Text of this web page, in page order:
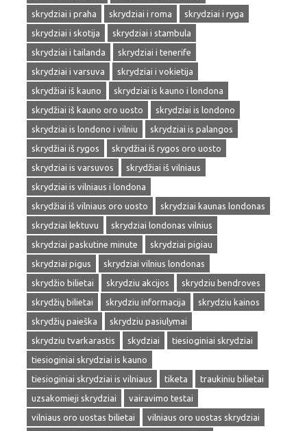
skrydziai i praha
skrydziai i roma
skrydziai i ryga
skrydziai i skotija
skrydziai i stambula
skrydziai i tailanda
skrydziai i tenerife
skrydziai i varsuva
skrydziai i vokietija
skrydžiai iš kauno
skrydziai is kauno i londona
skrydžiai iš kauno oro uosto
skrydziai is londono
skrydziai is londono i vilniu
skrydziai is palangos
skrydžiai iš rygos
skrydžiai iš rygos oro uosto
skrydziai is varsuvos
skrydžiai iš vilniaus
skrydziai is vilniaus i londona
skrydžiai iš vilniaus oro uosto
skrydziai kaunas londonas
skrydziai lektuvu
skrydziai londonas vilnius
skrydziai paskutine minute
skrydziai pigiau
skrydziai pigus
skrydziai vilnius londonas
skrydžio bilietai
skrydziu akcijos
skrydziu bendroves
skrydžių bilietai
skrydziu informacija
skrydziu kainos
skrydžių paieška
skrydziu pasiulymai
skrydziu tvarkarastis
skydziai
tiesioginiai skrydziai
tiesioginiai skrydziai is kauno
tiesioginiai skrydziai is vilniaus
tiketa
traukiniu bilietai
uzsakomieji skrydziai
vairavimo testai
vilniaus oro uostas bilietai
vilniaus oro uostas skrydziai